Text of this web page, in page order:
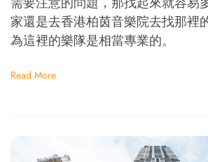
家還是去香港柏茵音樂院去找那裡
為這裡的樂隊是相當專業的。
Read More